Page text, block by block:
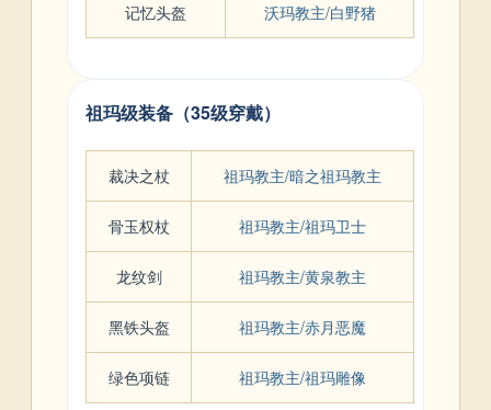
记忆头盔 沃玛教主/白野猪
祖玛级装备（35级穿戴）
裁决之杖 祖玛教主/暗之祖玛教主
骨玉权杖 祖玛教主/祖玛卫士
龙纹剑 祖玛教主/黄泉教主
黑铁头盔 祖玛教主/赤月恶魔
绿色项链 祖玛教主/祖玛雕像